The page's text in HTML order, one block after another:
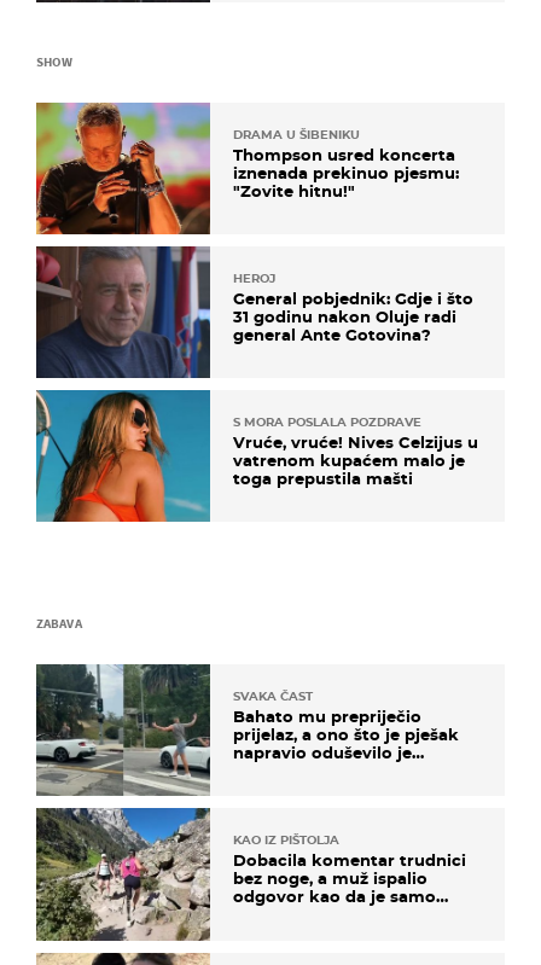
SHOW
DRAMA U ŠIBENIKU
Thompson usred koncerta
iznenada prekinuo pjesmu:
"Zovite hitnu!"
HEROJ
General pobjednik: Gdje i što
31 godinu nakon Oluje radi
general Ante Gotovina?
S MORA POSLALA POZDRAVE
Vruće, vruće! Nives Celzijus u
vatrenom kupaćem malo je
toga prepustila mašti
ZABAVA
SVAKA ČAST
Bahato mu prepriječio
prijelaz, a ono što je pješak
napravio oduševilo je
KAO IZ PIŠTOLJA
Dobacila komentar trudnici
bez noge, a muž ispalio
odgovor kao da je samo